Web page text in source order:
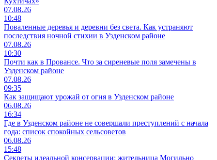
07.08.26
10:48
Поваленные деревья и деревни без света. Как устраняют
последствия ночной стихии в Узденском районе
07.08.26
10:30
Почти как в Провансе. Что за сиреневые поля замечены в
Узденском районе
07.08.26
09:35
Как защищают урожай от огня в Узденском районе
06.08.26
16:34
Где в Узденском районе не совершали преступлений с начала
года: список спокойных сельсоветов
06.08.26
15:48
Секреты идеальной консервации: жительница Могильно